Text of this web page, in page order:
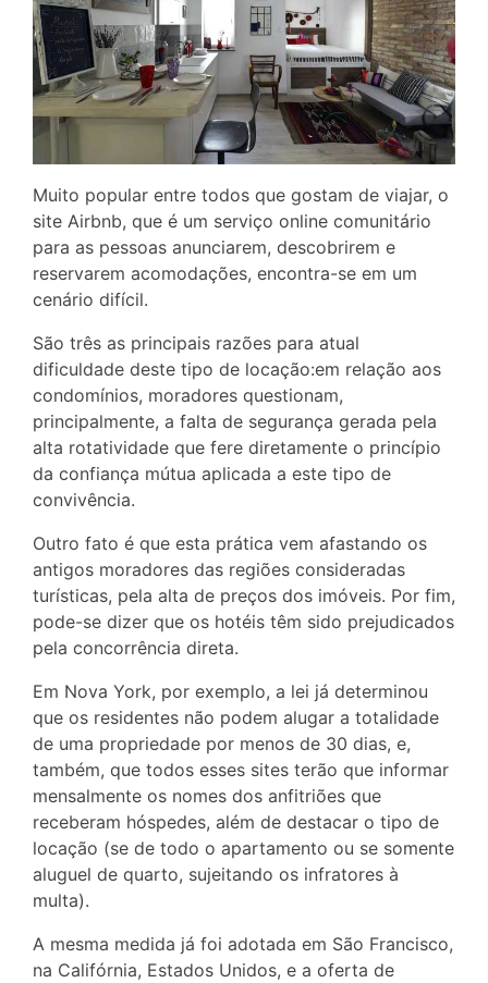
Muito popular entre todos que gostam de viajar, o
site Airbnb, que é um serviço online comunitário
para as pessoas anunciarem, descobrirem e
reservarem acomodações, encontra-se em um
cenário difícil.
São três as principais razões para atual
dificuldade deste tipo de locação:em relação aos
condomínios, moradores questionam,
principalmente, a falta de segurança gerada pela
alta rotatividade que fere diretamente o princípio
da confiança mútua aplicada a este tipo de
convivência.
Outro fato é que esta prática vem afastando os
antigos moradores das regiões consideradas
turísticas, pela alta de preços dos imóveis. Por fim,
pode-se dizer que os hotéis têm sido prejudicados
pela concorrência direta.
Em Nova York, por exemplo, a lei já determinou
que os residentes não podem alugar a totalidade
de uma propriedade por menos de 30 dias, e,
também, que todos esses sites terão que informar
mensalmente os nomes dos anfitriões que
receberam hóspedes, além de destacar o tipo de
locação (se de todo o apartamento ou se somente
aluguel de quarto, sujeitando os infratores à
multa).
A mesma medida já foi adotada em São Francisco,
na Califórnia, Estados Unidos, e a oferta de